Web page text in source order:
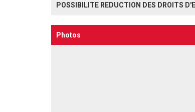
POSSIBILITE REDUCTION DES DROITS
Photos